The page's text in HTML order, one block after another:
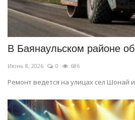
В Баянаульском районе
Июнь 8, 2026 0 686
Ремонт ведется на улицах сел Шонай